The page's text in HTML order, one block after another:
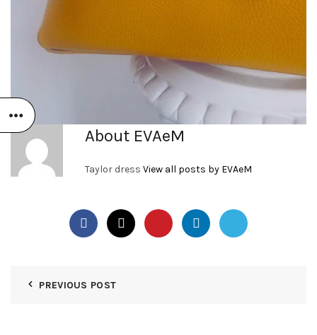
About EVAeM
Taylor dress View all posts by EVAeM
PREVIOUS POST